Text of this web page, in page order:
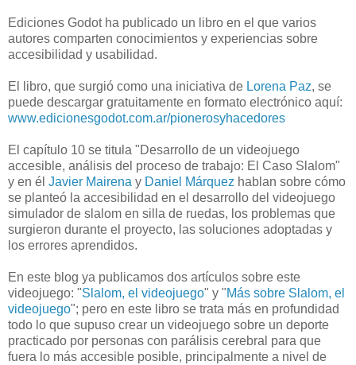
Ediciones Godot ha publicado un libro en el que varios
autores comparten conocimientos y experiencias sobre
accesibilidad y usabilidad.
El libro, que surgió como una iniciativa de Lorena Paz, se
puede descargar gratuitamente en formato electrónico aquí:
www.edicionesgodot.com.ar/pionerosyhacedores
El capítulo 10 se titula "Desarrollo de un videojuego
accesible, análisis del proceso de trabajo: El Caso Slalom"
y en él Javier Mairena y Daniel Márquez hablan sobre cómo
se planteó la accesibilidad en el desarrollo del videojuego
simulador de slalom en silla de ruedas, los problemas que
surgieron durante el proyecto, las soluciones adoptadas y
los errores aprendidos.
En este blog ya publicamos dos artículos sobre este
videojuego: "Slalom, el videojuego" y "Más sobre Slalom, el
videojuego"; pero en este libro se trata más en profundidad
todo lo que supuso crear un videojuego sobre un deporte
practicado por personas con parálisis cerebral para que
fuera lo más accesible posible, principalmente a nivel de